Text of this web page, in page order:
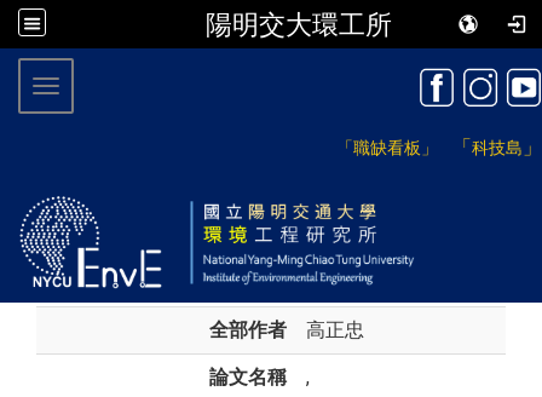
陽明交大環工所
「職缺看板」 「科技島 」
Toggle navigation
全部作者 高正忠
論文名稱 ,